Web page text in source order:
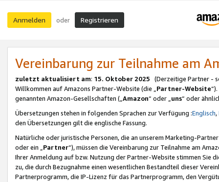
Anmelden oder Registrieren
Vereinbarung zur Teilnahme am
zuletzt aktualisiert am: 15. Oktober 2025 (Derzeitige Partner -
Willkommen auf Amazons Partner-Website (die „Partner-Website
genannten Amazon-Gesellschaften („Amazon“ oder „uns“ oder
Übersetzungen stehen in folgenden Sprachen zur Verfügung :Englisch,
den Übersetzungen gilt die englische Fassung.
Natürliche oder juristische Personen, die an unserem Marketing-
oder ein „Partner“), müssen die Vereinbarung zur Teilnahme am
Ihrer Anmeldung auf bzw. Nutzung der Partner-Website stimmen Sie
zu, die durch Bezugnahme einen wesentlichen Bestandteil dieser
Partnerprogramm, die IP-Lizenz für das Partnerprogramm, den